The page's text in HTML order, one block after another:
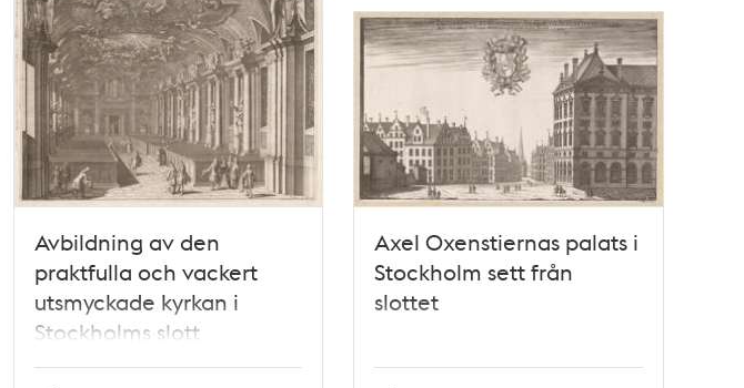
Avbildning av den
praktfulla och vackert
utsmyckade kyrkan i
Stockholms slott
Axel Oxenstiernas palats i
Stockholm sett från
slottet